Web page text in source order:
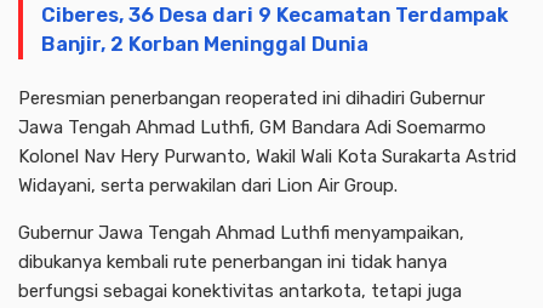
Ciberes, 36 Desa dari 9 Kecamatan Terdampak
Banjir, 2 Korban Meninggal Dunia
Peresmian penerbangan reoperated ini dihadiri Gubernur
Jawa Tengah Ahmad Luthfi, GM Bandara Adi Soemarmo
Kolonel Nav Hery Purwanto, Wakil Wali Kota Surakarta Astrid
Widayani, serta perwakilan dari Lion Air Group.
Gubernur Jawa Tengah Ahmad Luthfi menyampaikan,
dibukanya kembali rute penerbangan ini tidak hanya
berfungsi sebagai konektivitas antarkota, tetapi juga